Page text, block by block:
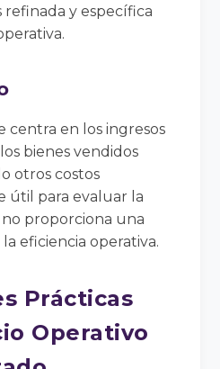
refinada y específica
centra en los ingresos
bienes vendidos
otros costos
útil para evaluar la
proporciona una
eficiencia operativa.
Prácticas
Operativo